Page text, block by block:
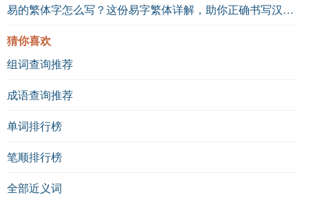
易的繁体字怎么写？这份易字繁体详解，助你正确书写汉字_汉字繁体学习
猜你喜欢
组词查询推荐
成语查询推荐
单词排行榜
笔顺排行榜
全部近义词